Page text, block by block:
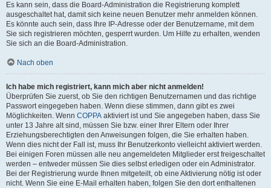
Es kann sein, dass die Board-Administration die Registrierung komplett
ausgeschaltet hat, damit sich keine neuen Benutzer mehr anmelden können.
Es könnte auch sein, dass Ihre IP-Adresse oder der Benutzername, mit dem
Sie sich registrieren möchten, gesperrt wurden. Um Hilfe zu erhalten, wenden
Sie sich an die Board-Administration.
Nach oben
Ich habe mich registriert, kann mich aber nicht anmelden!
Überprüfen Sie zuerst, ob Sie den richtigen Benutzernamen und das richtige
Passwort eingegeben haben. Wenn diese stimmen, dann gibt es zwei
Möglichkeiten. Wenn COPPA aktiviert ist und Sie angegeben haben, dass Sie
unter 13 Jahre alt sind, müssen Sie bzw. einer Ihrer Eltern oder Ihrer
Erziehungsberechtigten den Anweisungen folgen, die Sie erhalten haben.
Wenn dies nicht der Fall ist, muss Ihr Benutzerkonto vielleicht aktiviert werden.
Bei einigen Foren müssen alle neu angemeldeten Mitglieder erst freigeschaltet
werden – entweder müssen Sie dies selbst erledigen oder ein Administrator.
Bei der Registrierung wurde Ihnen mitgeteilt, ob eine Aktivierung nötig ist oder
nicht. Wenn Sie eine E-Mail erhalten haben, folgen Sie den dort enthaltenen